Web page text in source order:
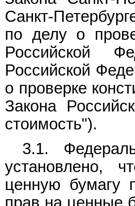
Санкт-
по делу о
Российской
Российской
о проверке
Закона
стоимость").
3.1.
установлено,
ценную бумагу
прав на ценные